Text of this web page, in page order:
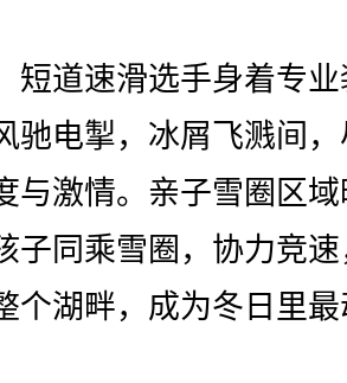
道速滑选手身着专业
驰电掣，冰屑飞溅间
与激情。亲子雪圈区
子同乘雪圈，协力竞
个湖畔，成为冬日里